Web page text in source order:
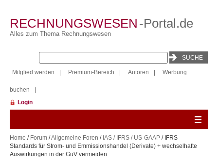
RECHNUNGSWESEN -Portal.de
Alles zum Thema Rechnungswesen
Mitglied werden Premium-Bereich Autoren Werbung
buchen
Login
Home / Forum /Allgemeine Foren / IAS / IFRS / US-GAAP / IFRS
Standards für Strom- und Emmissionshandel (Derivate) + wechselhafte
Auswirkungen in der GuV vermeiden